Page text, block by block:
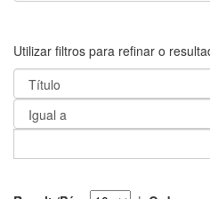
Utilizar filtros para refinar o